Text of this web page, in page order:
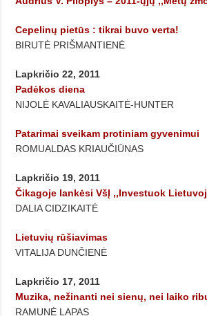
Cepelinų pietūs : tikrai buvo verta!
BIRUTĖ PRIŠMANTIENĖ
Lapkričio 22, 2011
Padėkos diena
NIJOLĖ KAVALIAUSKAITĖ-HUNTER
Patarimai sveikam protiniam gyvenimui
ROMUALDAS KRIAUČIŪNAS
Lapkričio 19, 2011
Čikagoje lankėsi VšĮ ,,Investuok
DALIA CIDZIKAITĖ
Lietuvių rūšiavimas
VITALIJA DUNČIENĖ
Lapkričio 17, 2011
Muzika, nežinanti nei sienų, nei laiko
RAMUNĖ LAPAS